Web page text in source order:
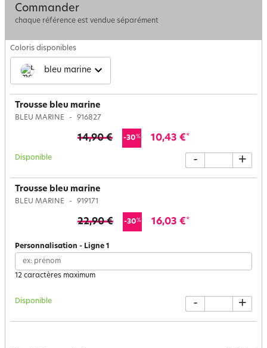
Commander
chaque référence est vendue séparément
Coloris disponibles
bleu marine
Trousse bleu marine
BLEU MARINE 916827
14,90 € -30% 10,43 €*
Disponible - +
Trousse bleu marine
BLEU MARINE 919171
22,90 € -30% 16,03 €*
Personnalisation - Ligne 1
12 caractères maximum
Disponible - +